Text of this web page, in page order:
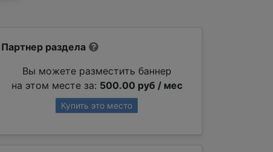
Партнер раздела
Вы можете разместить баннер
на этом месте за: 500.00 руб / мес
Купить это место